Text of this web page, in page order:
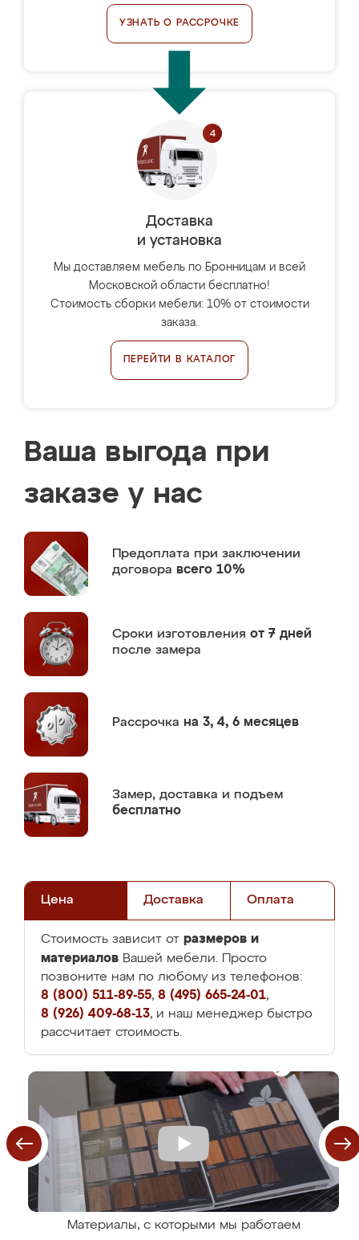
УЗНАТЬ О РАССРОЧКЕ
Доставка
и установка
Мы доставляем мебель по Бронницам и всей
Московской области бесплатно!
Стоимость сборки мебели: 10% от стоимости
заказа.
ПЕРЕЙТИ В КАТАЛОГ
Ваша выгода при
заказе у нас
Предоплата при заключении
договора всего 10%
Сроки изготовления от 7 дней
после замера
Рассрочка на 3, 4, 6 месяцев
Замер, доставка и подъем
бесплатно
Цена Доставка Оплата
Стоимость зависит от размеров и
материалов Вашей мебели. Просто
позвоните нам по любому из телефонов:
8 (800) 511-89-55, 8 (495) 665-24-01,
8 (926) 409-68-13, и наш менеджер быстро
рассчитает стоимость.
Материалы, с которыми мы работаем